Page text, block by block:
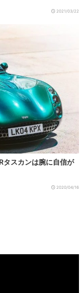
2021/03/22
タスカンは腕に自信が
2020/04/16